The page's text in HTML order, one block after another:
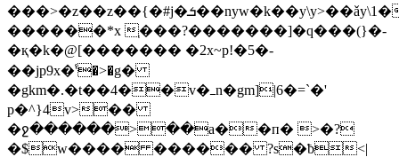
���>�z��z��{�#j�ܭ��nyw�k��y\y>��ǎy\1��,s��c`����d�/
������*x ְ���?�������]�q���(}�-
�қ�k�@[������� �2x~p!�5�-
��jp9x�֜'�>�g�
�gkm�.�t��4��v�ߺn�gm]|6�=`�'
p�^}4v>��
�ջ������>��a� �п� >�?
�$w���� ������ ?s�ƀ<|